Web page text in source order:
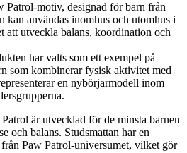
Patrol-motiv, designad för barn från
kan användas inomhus och utomhus i
att utveckla balans, koordination och
har valts som ett exempel på
som kombinerar fysisk aktivitet med
en nybörjarmodell inom
är utvecklad för de minsta barnen
och balans. Studsmattan har en
Paw Patrol-universumet, vilket gör